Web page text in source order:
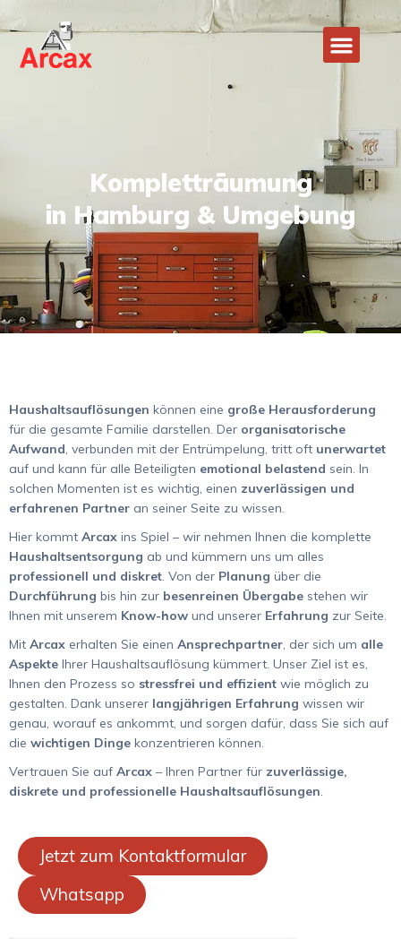
Kompletträumung
in Hamburg & Umgebung
Haushaltsauflösungen können eine große Herausforderung
für die gesamte Familie darstellen. Der organisatorische
Aufwand, verbunden mit der Entrümpelung, tritt oft unerwartet
auf und kann für alle Beteiligten emotional belastend sein. In
solchen Momenten ist es wichtig, einen zuverlässigen und
erfahrenen Partner an seiner Seite zu wissen.
Hier kommt Arcax ins Spiel – wir nehmen Ihnen die komplette
Haushaltsentsorgung ab und kümmern uns um alles
professionell und diskret. Von der Planung über die
Durchführung bis hin zur besenreinen Übergabe stehen wir
Ihnen mit unserem Know-how und unserer Erfahrung zur Seite.
Mit Arcax erhalten Sie einen Ansprechpartner, der sich um alle
Aspekte Ihrer Haushaltsauflösung kümmert. Unser Ziel ist es,
Ihnen den Prozess so stressfrei und effizient wie möglich zu
gestalten. Dank unserer langjährigen Erfahrung wissen wir
genau, worauf es ankommt, und sorgen dafür, dass Sie sich auf
die wichtigen Dinge konzentrieren können.
Vertrauen Sie auf Arcax – Ihren Partner für zuverlässige,
diskrete und professionelle Haushaltsauflösungen.
Jetzt zum Kontaktformular
Whatsapp